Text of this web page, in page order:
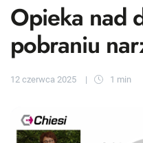
Opieka nad
pobraniu
12 czerwca 2025 1 min